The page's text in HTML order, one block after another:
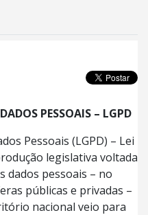
PESSOAIS – LGPD
Pessoais (LGPD) – Lei
legislativa voltada
dados pessoais – no
públicas e privadas –
nacional veio para